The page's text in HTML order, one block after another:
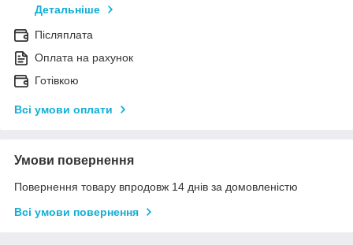
Детальніше
Післяплата
Оплата на рахунок
Готівкою
Всі умови оплати
Умови повернення
Повернення товару впродовж 14 днів за домовленістю
Всі умови повернення